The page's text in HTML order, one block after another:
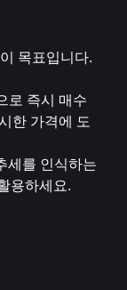
목표입니다.
로 즉시 매수
한 가격에 도
세를 인식하는
용하세요.